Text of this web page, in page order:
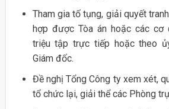
Tham gia tố tụng, giải quyết
hợp được Tòa án hoặc các cơ
triệu tập trực tiếp hoặc theo
Giám đốc.
Đề nghị Tổng Công ty xem xét,
tổ chức lại, giải thể các Phòng